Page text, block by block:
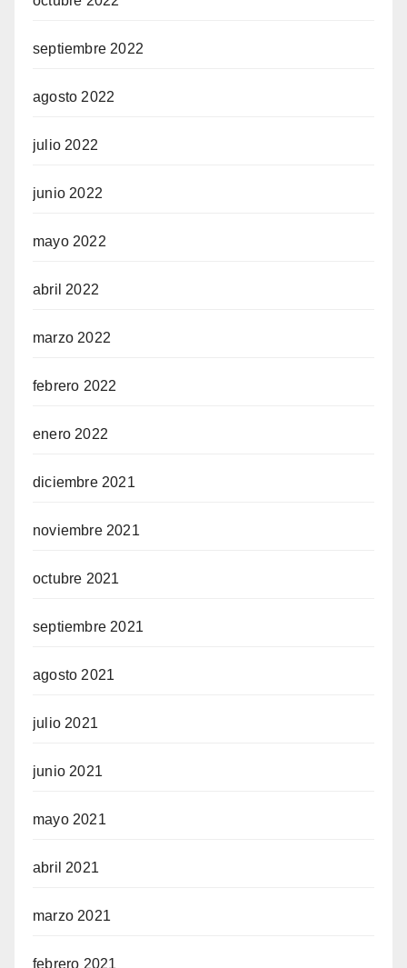
septiembre 2022
agosto 2022
julio 2022
junio 2022
mayo 2022
abril 2022
marzo 2022
febrero 2022
enero 2022
diciembre 2021
noviembre 2021
octubre 2021
septiembre 2021
agosto 2021
julio 2021
junio 2021
mayo 2021
abril 2021
marzo 2021
febrero 2021